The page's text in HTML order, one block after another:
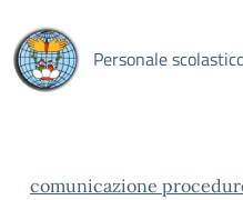
Personale
comunicazione